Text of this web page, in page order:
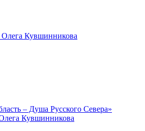
Олега Кувшинникова
– Душа Русского Севера»
Кувшинникова